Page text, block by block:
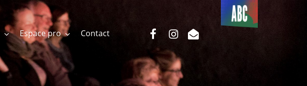
Espace pro Contact
Du côté
de l’ABC
facebookinstagram
email